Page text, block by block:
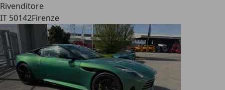
Rivenditore
IT 50142Firenze